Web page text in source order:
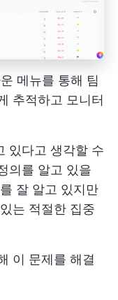
메뉴를 통해 팀
추적하고 모니터
있다고 생각할 수
의를 알고 있을
를 잘 알고 있지만
는 적절한 집중
이 문제를 해결